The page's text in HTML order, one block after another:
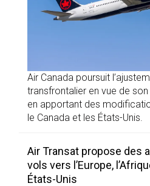
Air Canada poursuit
transfrontalier en vue de son
en apportant des
le Canada et les États-Unis.
Air Transat propose des
vols vers l’Europe,
États-Unis